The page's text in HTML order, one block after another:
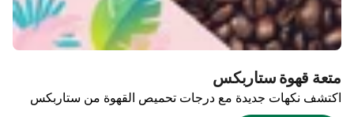
متعة قهوة ستاربكس
اكتشف نكهات جديدة مع درجات تحميص القهوة من ستاربكس